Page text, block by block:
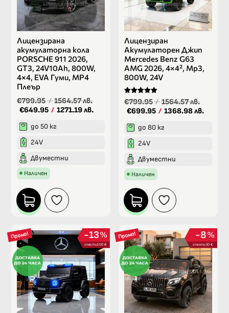
Лицензирана
акумулаторна кола
PORSCHE 911 2026,
GT3, 24V10Ah, 800W,
4×4, EVA Гуми, MP4
Плеър
€799.95/1564.57 лв.
€649.95 / 1271.19 лв.
до 50 кг
24V
Двуместни
Наличен
Лицензиран
Акумулаторен Джип
Mercedes Benz G63
AMG 2026, 4×4², Mp3,
800W, 24V
Оценено на
5.00
от 5
€799.95/1564.57 лв.
€699.95 / 1368.98 лв.
до 80 кг
24V
Двуместни
Наличен
Промо! %
13
спести 100 €
Промо! %
8
спести 50 €